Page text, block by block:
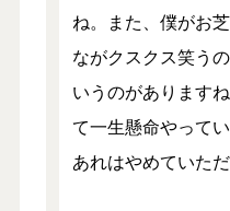
ね。また、僕がお
ながクスクス笑う
いうのがあります
て一生懸命やって
あれはやめていた